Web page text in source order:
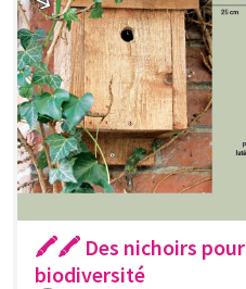
🖍🖍 Des nichoirs pour
biodiversité